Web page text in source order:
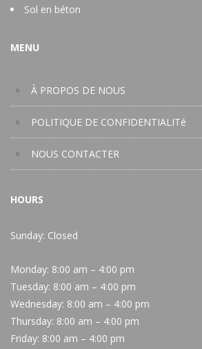
Sol en béton
MENU
À PROPOS DE NOUS
POLITIQUE DE CONFIDENTIALITé
NOUS CONTACTER
HOURS
Sunday: Closed
Monday: 8:00 am – 4:00 pm
Tuesday: 8:00 am – 4:00 pm
Wednesday: 8:00 am – 4:00 pm
Thursday: 8:00 am – 4:00 pm
Friday: 8:00 am – 4:00 pm